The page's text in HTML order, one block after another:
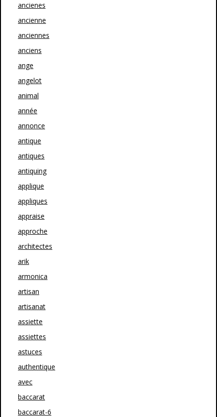
ancienes
ancienne
anciennes
anciens
ange
angelot
animal
année
annonce
antique
antiques
antiquing
applique
appliques
appraise
approche
architectes
arik
armonica
artisan
artisanat
assiette
assiettes
astuces
authentique
avec
baccarat
baccarat-6